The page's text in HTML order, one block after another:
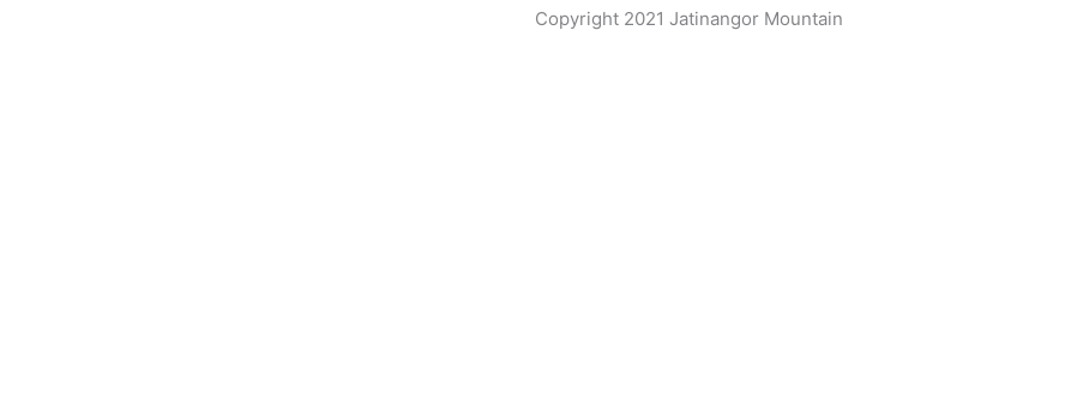
Copyright 2021 Jatinangor Mountain